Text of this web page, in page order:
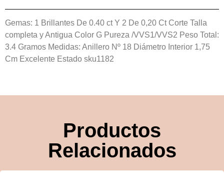
Gemas: 1 Brillantes De 0.40 ct Y 2 De 0,20 Ct Corte Talla
completa y Antigua Color G Pureza /VVS1/VVS2 Peso Total:
3.4 Gramos Medidas: Anillero Nº 18 Diámetro Interior 1,75
Cm Excelente Estado sku1182
Productos
Relacionados